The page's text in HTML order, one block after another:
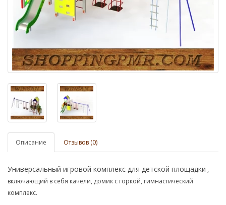
Описание Отзывов (0)
Универсальный игровой комплекс для детской площадки ,
включающий в себя качели, домик с горкой, гимнастический
комплекс.